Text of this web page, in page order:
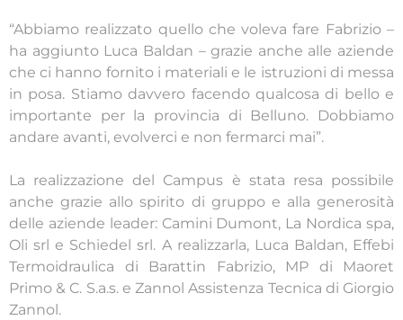
“Abbiamo realizzato quello che voleva fare Fabrizio –
ha aggiunto Luca Baldan – grazie anche alle aziende
che ci hanno fornito i materiali e le istruzioni di messa
in posa. Stiamo davvero facendo qualcosa di bello e
importante per la provincia di Belluno. Dobbiamo
andare avanti, evolverci e non fermarci mai”.
La realizzazione del Campus è stata resa possibile
anche grazie allo spirito di gruppo e alla generosità
delle aziende leader: Camini Dumont, La Nordica spa,
Oli srl e Schiedel srl. A realizzarla, Luca Baldan, Effebi
Termoidraulica di Barattin Fabrizio, MP di Maoret
Primo & C. S.a.s. e Zannol Assistenza Tecnica di Giorgio
Zannol.